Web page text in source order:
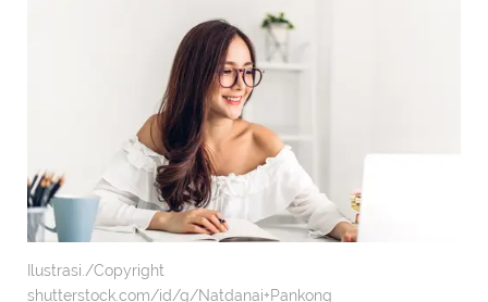
Ilustrasi./Copyright
shutterstock.com/id/g/Natdanai+Pankong